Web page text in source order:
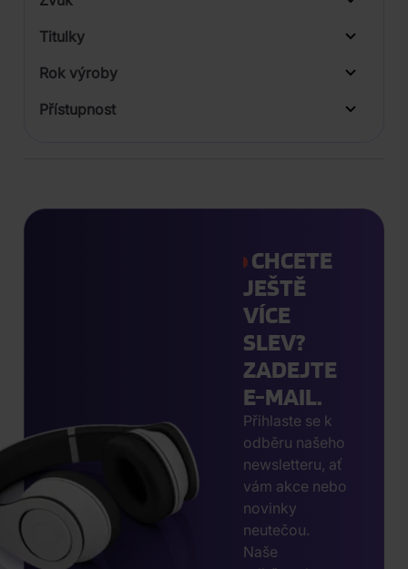
Titulky
Rok výroby
Přístupnost
CHCETE
JEŠTĚ
VÍCE
SLEV?
ZADEJTE
E-MAIL.
Přihlaste se k
odběru našeho
newsletteru, ať
vám akce nebo
novinky
neutečou.
Naše